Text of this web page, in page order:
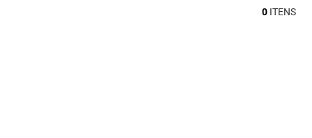
Na categoria Você + Alto, você encontra sapatos sociais,
0